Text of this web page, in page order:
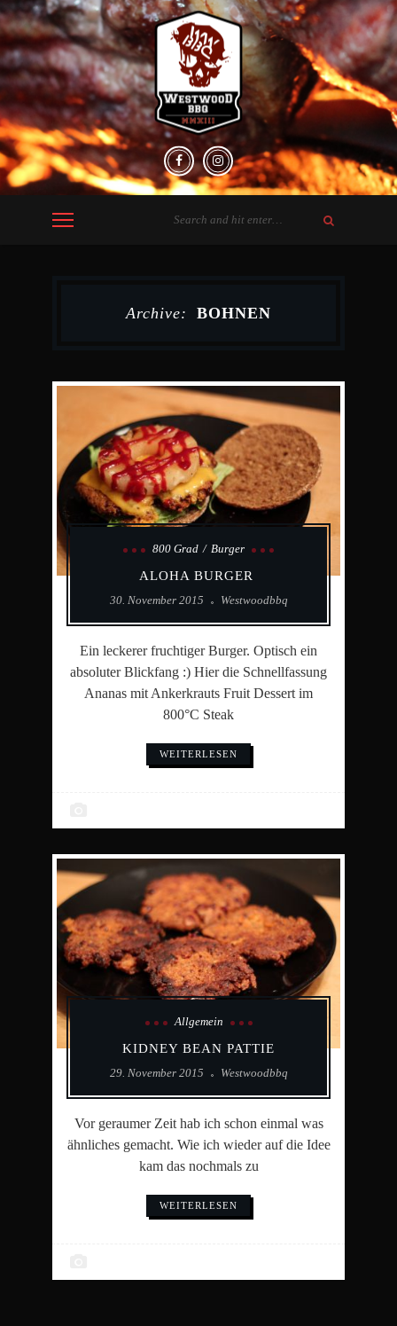
Archive: BOHNEN
800 Grad Burger
ALOHA BURGER
30. November 2015 Westwoodbbq
Ein leckerer fruchtiger Burger. Optisch ein
absoluter Blickfang :) Hier die Schnellfassung
Ananas mit Ankerkrauts Fruit Dessert im
800°C Steak
WEITERLESEN
Allgemein
KIDNEY BEAN PATTIE
29. November 2015 Westwoodbbq
Vor geraumer Zeit hab ich schon einmal was
ähnliches gemacht. Wie ich wieder auf die Idee
kam das nochmals zu
WEITERLESEN